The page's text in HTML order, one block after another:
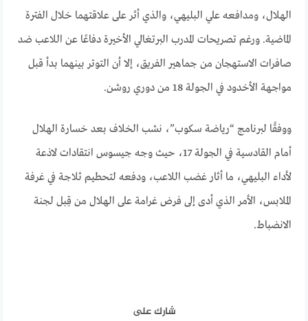
الهلال، ومدافعه علي البليهي، والذي أثر على علاقتهما خلال الفترة
الماضية. ورغم تصريحات المدرب البرتغالي الأخيرة دفاعًا عن اللاعب ضد
صافرات الاستهجان من جماهير الفريق، إلا أن التوتر بينهما بدأ قبل
مواجهة الأخدود في الجولة 18 من دوري روشن.
ووفقًا لبرنامج “رياضة سكوب”، نشب الخلاف بعد خسارة الهلال
أمام القادسية في الجولة 17، حيث وجه جيسوس انتقادات لاذعة
لأداء البليهي، ما أثار غضب اللاعب، ودفعه لتحطيم ثلاجة في غرفة
الملابس، الأمر الذي أدى إلى فرض غرامة على الهلال من قِبل لجنة
الانضباط.
شارك على